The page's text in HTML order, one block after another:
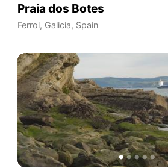
Praia dos Botes
Ferrol, Galicia, Spain